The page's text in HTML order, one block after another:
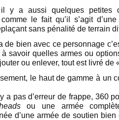
y a aussi quelques petites
le fait qu’il s’agit
sans pénalité de terrain
de bien avec ce personnage
à savoir quelles armes ou
ou enlever, tout est livré de
le haut de gamme à un
a pas d’erreur de frappe, 360
ou une armée
d’une armée de soutien